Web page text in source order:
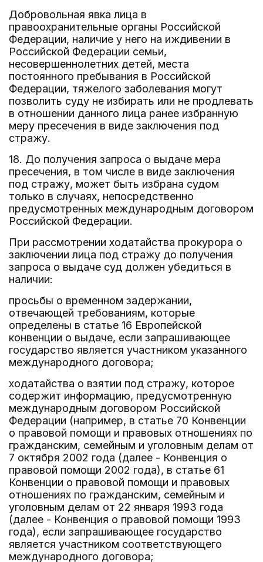
Добровольная явка лица в
правоохранительные органы Российской
Федерации, наличие у него на иждивении в
Российской Федерации семьи,
несовершеннолетних детей, места
постоянного пребывания в Российской
Федерации, тяжелого заболевания могут
позволить суду не избирать или не продлевать
в отношении данного лица ранее избранную
меру пресечения в виде заключения под
стражу.
18. До получения запроса о выдаче мера
пресечения, в том числе в виде заключения
под стражу, может быть избрана судом
только в случаях, непосредственно
предусмотренных международным договором
Российской Федерации.
При рассмотрении ходатайства прокурора о
заключении лица под стражу до получения
запроса о выдаче суд должен убедиться в
наличии:
просьбы о временном задержании,
отвечающей требованиям, которые
определены в статье 16 Европейской
конвенции о выдаче, если запрашивающее
государство является участником указанного
международного договора;
ходатайства о взятии под стражу, которое
содержит информацию, предусмотренную
международным договором Российской
Федерации (например, в статье 70 Конвенции
о правовой помощи и правовых отношениях по
гражданским, семейным и уголовным делам от
7 октября 2002 года (далее - Конвенция о
правовой помощи 2002 года), в статье 61
Конвенции о правовой помощи и правовых
отношениях по гражданским, семейным и
уголовным делам от 22 января 1993 года
(далее - Конвенция о правовой помощи 1993
года), если запрашивающее государство
является участником соответствующего
международного договора;